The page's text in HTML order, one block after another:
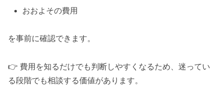
おおよその費用
を事前に確認できます。
👉 費用を知るだけでも判断しやすくなるため、迷ってい
る段階でも相談する価値があります。